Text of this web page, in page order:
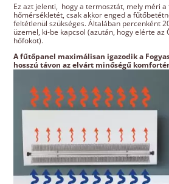
Ez azt jelenti, hogy a termosztát, mely méri
hőmérsékletét, csak akkor enged a
feltétlenül szükséges. Általában percenként
üzemel, ki-be kapcsol (azután, hogy elérte
hőfokot).
A fűtőpanel maximálisan igazodik a
hosszú távon az elvárt minőségű